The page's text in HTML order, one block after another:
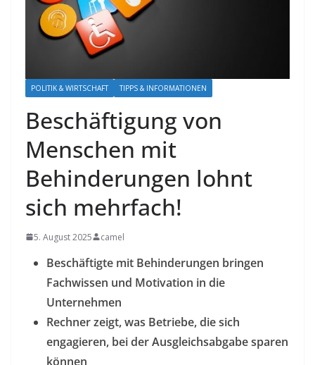
POLITIK & WIRTSCHAFT TIPPS & INFORMATIONEN
Beschäftigung von
Menschen mit
Behinderungen lohnt
sich mehrfach!
5. August 2025 camel
Beschäftigte mit Behinderungen bringen
Fachwissen und Motivation in die
Unternehmen
Rechner zeigt, was Betriebe, die sich
engagieren, bei der Ausgleichsabgabe sparen
können